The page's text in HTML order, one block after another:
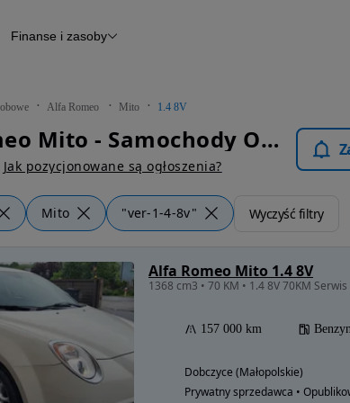
Raport z inspekcji
Otomoto News
Finanse i zasoby
Alfa Romeo Mito 1.4 8V
Alfa Romeo Mito - Samochody Osobowe
Jak pozycjonowane są ogłoszenia?
Mito "ver-1-4-8v" Wyczyść filtry
Alfa Romeo Mito 1.4 8V
1368 cm3 • 70 KM • 1.4 8V 70KM
157 000 km
Dobczyce (Małopolskie)
Prywatny sprzedawca •